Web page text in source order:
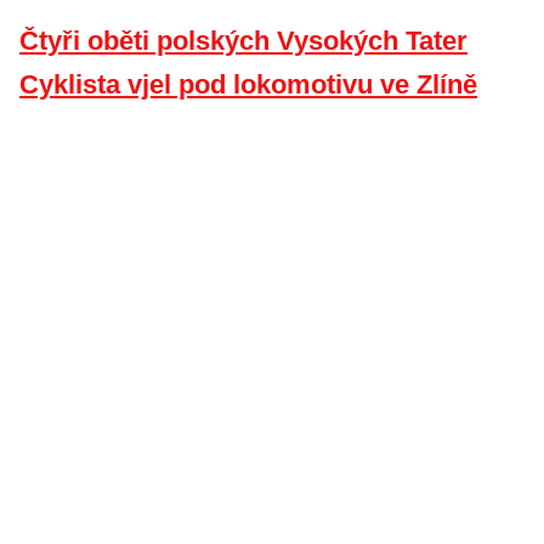
Čtyři oběti polských Vysokých Tater
Cyklista vjel pod lokomotivu ve Zlíně